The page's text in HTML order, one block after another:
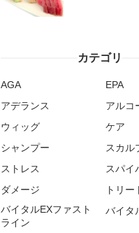
カテゴリ
AGA
EPA
アデランス
アルコ
ウィッグ
ケア
シャンプー
スカル
ストレス
スパイ
ダメージ
トリー
バイタルEXファスト
ライン
バイタ